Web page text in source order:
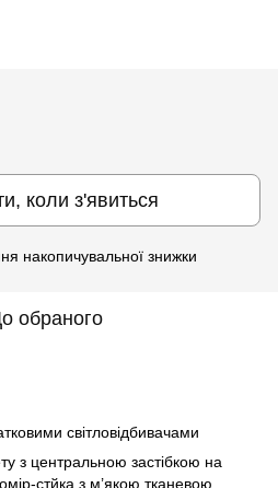
коли з'явиться
накопичувальної знижки
обраного
світловідбивачами
з центральною застібкою на
стйка з м’якою тканевою